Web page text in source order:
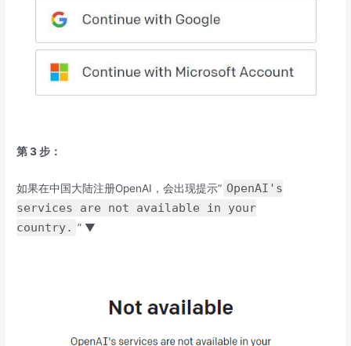
第 3 步：
如果在中国大陆注册OpenAI，会出现提示“ OpenAI's
services are not available in your
country. ” ▼